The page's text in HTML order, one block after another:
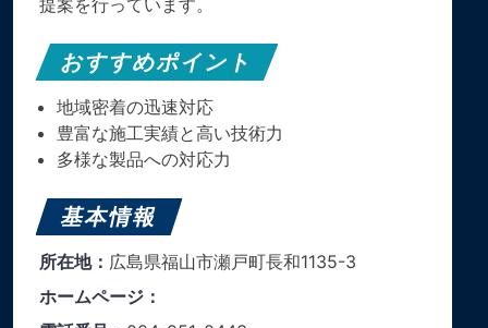
おすすめポイント
地域密着の迅速対応
豊富な施工実績と高い技術力
多様な製品への対応力
基本情報
所在地： 広島県福山市瀬戸町長和1135-3
ホームページ：